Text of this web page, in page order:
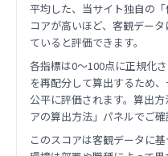
平均した、当サイト独自の
コアが高いほど、客観デー
ていると評価できます。
各指標は0〜100点に正規化
を再配分して算出するため
公平に評価されます。算出
アの算出方法」パネルでご確
このスコアは客観データに